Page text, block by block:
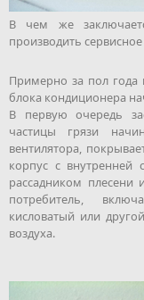
В чем же
производить
Примерно за пол года
блока кондиционера
В первую очередь
частицы грязи
вентилятора,
корпус с внутренней
рассадником плесени
потребитель,
кисловатый или
воздуха.